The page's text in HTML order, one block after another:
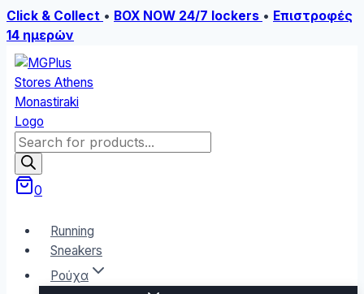
Click & Collect • BOX NOW 24/7 lockers • Επιστροφές
14 ημερών
Skip
to
content
Products
search
0
Running
Sneakers
Ρούχα